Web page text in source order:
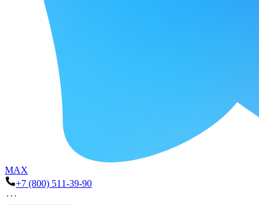
MAX
+7 (800) 511-39-90